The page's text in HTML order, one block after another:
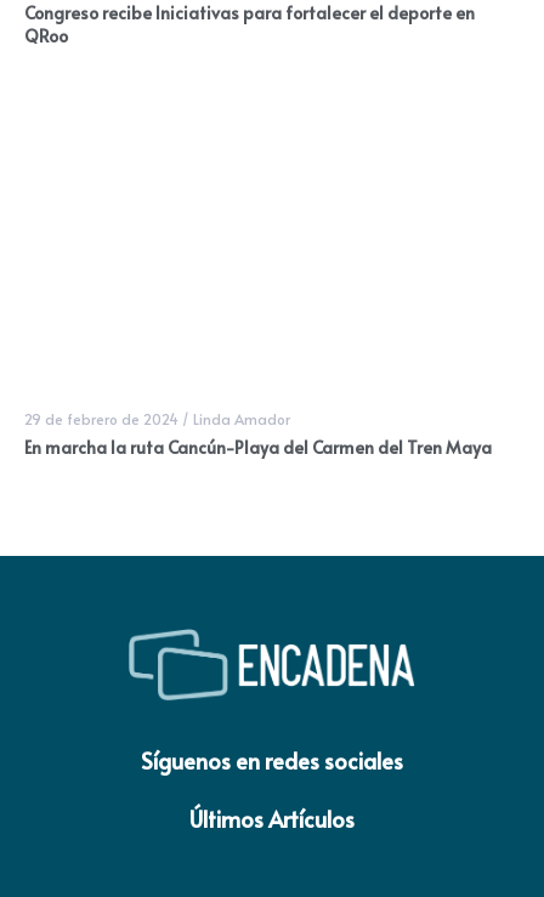
Congreso recibe Iniciativas para fortalecer el deporte en
QRoo
29 de febrero de 2024 / Linda Amador
En marcha la ruta Cancún-Playa del Carmen del Tren Maya
Síguenos en redes sociales
Últimos Artículos